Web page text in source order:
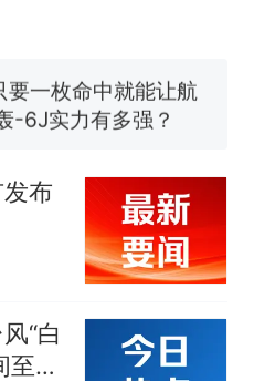
要一枚命中就能让航
-6J实力有多强？
回应
学招聘物理教师，笔
均遭淘汰？教育局：
聘，成立调查组全面
万人报名的考试，成绩
布
“白
15